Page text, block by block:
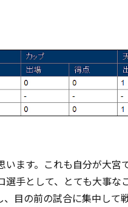
ます。これも自分が大宮
手として、とても大事な
目の前の試合に集中して